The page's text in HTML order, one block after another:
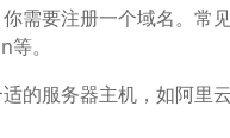
需要注册一个域名。常
。
的服务器主机，如阿里